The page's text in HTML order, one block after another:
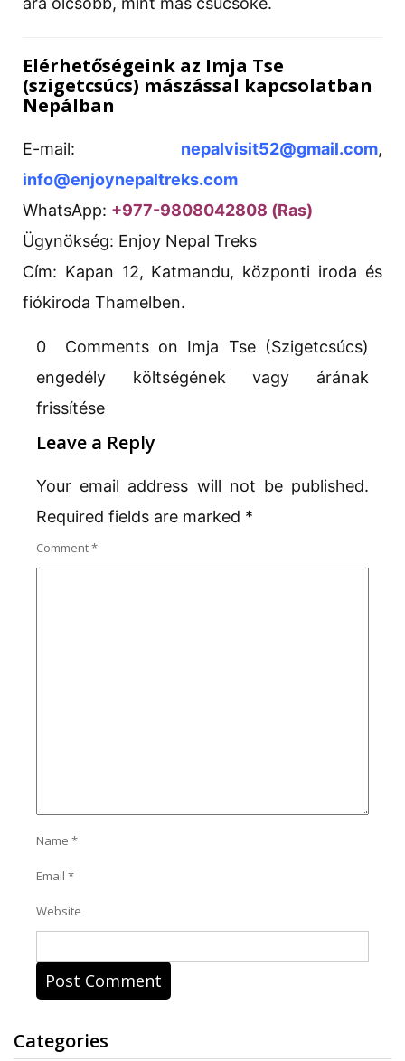
Elérhetőségeink az Imja Tse
(szigetcsúcs) mászással kapcsolatban
Nepálban
E-mail: nepalvisit52@gmail.com,
info@enjoynepaltreks.com
WhatsApp: +977-9808042808 (Ras)
Ügynökség: Enjoy Nepal Treks
Cím: Kapan 12, Katmandu, központi iroda és
fiókiroda Thamelben.
0 Comments on Imja Tse (Szigetcsúcs)
engedély költségének vagy árának
frissítése
Leave a Reply
Your email address will not be published.
Required fields are marked *
Comment*
Name *
Email *
Website
Categories